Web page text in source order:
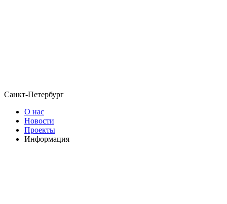
Санкт-Петербург
О нас
Новости
Проекты
Информация